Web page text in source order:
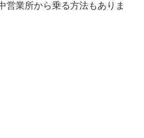
営業所から乗る方法もありま